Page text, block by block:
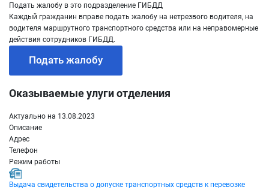
Подать жалобу в это подразделение ГИБДД
Каждый гражданин вправе подать жалобу на нетрезвого водителя, на
водителя маршрутного транспортного средства или на неправомерные
действия сотрудников ГИБДД.
Подать жалобу
Оказываемые улуги отделения
Актуально на 13.08.2023
Описание
Адрес
Телефон
Режим работы
Выдача свидетельства о допуске транспортных средств к перевозке